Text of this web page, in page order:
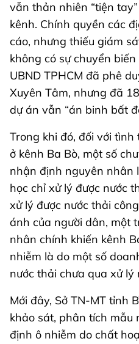
vẫn thản nhiên “tiện
kênh. Chính quyền các
cáo, nhưng thiếu giám
không có sự chuyển
UBND TPHCM đã phê
Xuyên Tâm, nhưng đã
dự án vẫn “án binh bất
Trong khi đó, đối với
ở kênh Ba Bò, một số
nhận định nguyên nhân
học chỉ xử lý được nước
xử lý được nước thải
ánh của người dân, một
nhân chính khiến kênh
nhiễm là do một số
nước thải chưa qua xử lý
Mới đây, Sở TN-MT tỉnh
khảo sát, phân tích mẫu
định ô nhiễm do chất